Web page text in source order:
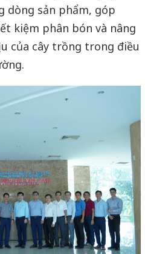
dòng sản phẩm, góp
kiệm phân bón và nâng
của cây trồng trong điều